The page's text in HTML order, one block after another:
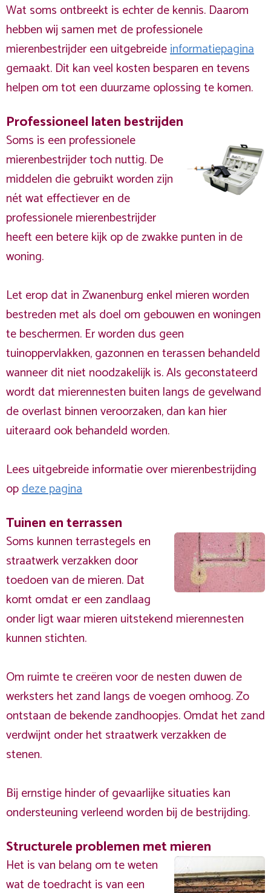
Wat soms ontbreekt is echter de kennis. Daarom
hebben wij samen met de professionele
mierenbestrijder een uitgebreideinformatiepagina
gemaakt. Dit kan veel kosten besparen en tevens
helpen om tot een duurzame oplossing te komen.
Professioneel laten bestrijden
Soms is een professionele
mierenbestrijder toch nuttig. De
middelen die gebruikt worden zijn
nét wat effectiever en de
professionele mierenbestrijder
heeft een betere kijk op de zwakke punten in de
woning.
Let erop dat in Zwanenburg enkel mieren worden
bestreden met als doel om gebouwen en woningen
te beschermen. Er worden dus geen
tuinoppervlakken, gazonnen en terassen behandeld
wanneer dit niet noodzakelijk is. Als geconstateerd
wordt dat mierennesten buiten langs de gevelwand
de overlast binnen veroorzaken, dan kan hier
uiteraard ook behandeld worden.
Lees uitgebreide informatie over mierenbestrijding
opdeze pagina
Tuinen en terrassen
Soms kunnen terrastegels en
straatwerk verzakken door
toedoen van de mieren. Dat
komt omdat er een zandlaag
onder ligt waar mieren uitstekend mierennesten
kunnen stichten.
Om ruimte te creëren voor de nesten duwen de
werksters het zand langs de voegen omhoog. Zo
ontstaan de bekende zandhoopjes. Omdat het zand
verdwijnt onder het straatwerk verzakken de
stenen.
Bij ernstige hinder of gevaarlijke situaties kan
ondersteuning verleend worden bij de bestrijding.
Structurele problemen met mieren
Het is van belang om te weten
wat de toedracht is van een